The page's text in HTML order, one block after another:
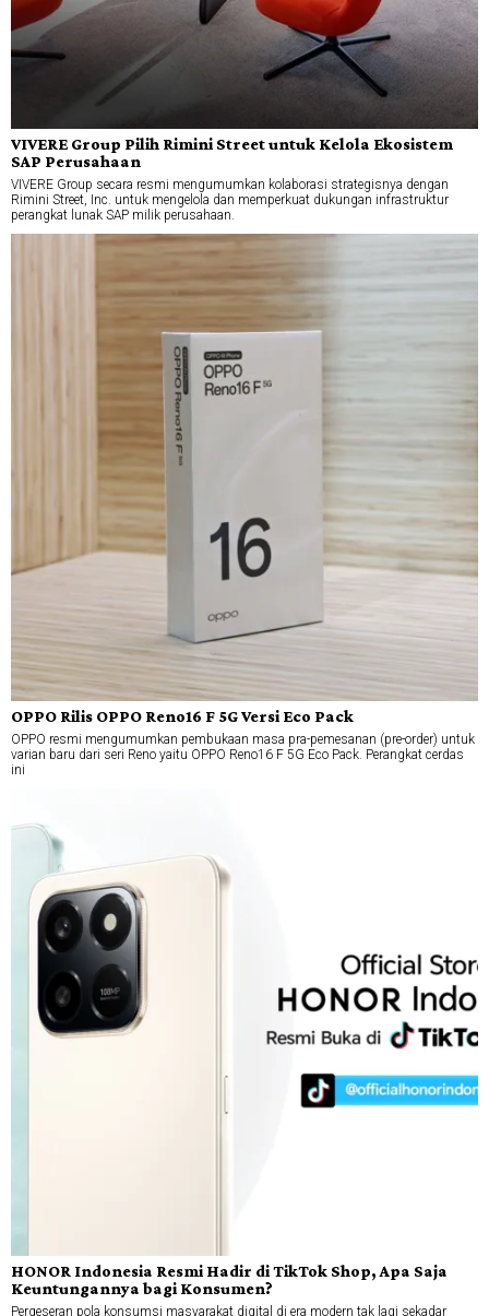
VIVERE Group Pilih Rimini Street untuk Kelola Ekosistem
SAP Perusahaan
VIVERE Group secara resmi mengumumkan kolaborasi strategisnya dengan
Rimini Street, Inc. untuk mengelola dan memperkuat dukungan infrastruktur
perangkat lunak SAP milik perusahaan.
OPPO Rilis OPPO Reno16 F 5G Versi Eco Pack
OPPO resmi mengumumkan pembukaan masa pra-pemesanan (pre-order) untuk
varian baru dari seri Reno yaitu OPPO Reno16 F 5G Eco Pack. Perangkat cerdas
ini
HONOR Indonesia Resmi Hadir di TikTok Shop, Apa Saja
Keuntungannya bagi Konsumen?
Pergeseran pola konsumsi masyarakat digital di era modern tak lagi sekadar